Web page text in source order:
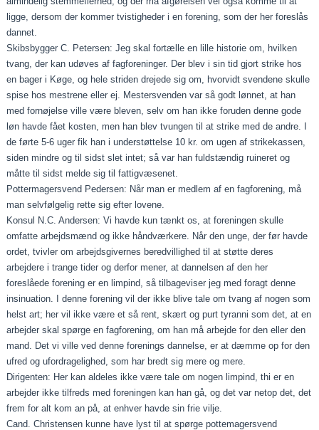
ligge, dersom der kommer tvistigheder i en forening, som der her foreslås
dannet.
Skibsbygger C. Petersen: Jeg skal fortælle en lille historie om, hvilken
tvang, der kan udøves af fagforeninger. Der blev i sin tid gjort strike hos
en bager i Køge, og hele striden drejede sig om, hvorvidt svendene skulle
spise hos mestrene eller ej. Mestersvenden var så godt lønnet, at han
med for­nøjelse ville være bleven, selv om han ikke foruden denne gode
løn havde fået kosten, men han blev tvungen til at strike med de andre. I
de førte 5‑6 uger fik han i under­støttelse 10 kr. om ugen af strikekassen,
siden mindre og til­ sidst slet intet; så var han fuldstændig ruineret og
måtte til­ sidst melde sig til fattigvæsenet.
Pottermagersvend Pedersen: Når man er medlem af en fagforening, må
man selvfølgelig rette sig efter lovene.
Konsul N.C. Andersen: Vi havde kun tænkt os, at forenin­gen skulle
omfatte arbejdsmænd og ikke håndværkere. Når den unge, der før havde
ordet, tvivler om arbejdsgivernes be­redvillighed til at støtte deres
arbejdere i trange tider og derfor mener, at dannelsen af den her
foreslåede forening er en limpind, så tilbageviser jeg med foragt denne
insinua­tion. I denne forening vil der ikke blive tale om tvang af nogen som
helst art; her vil ikke være et så rent, skært og purt tyranni som det, at en
arbejder skal spørge en fagfore­ning, om han må arbejde for den eller den
mand. Det vi vil­le ved denne forenings dannelse, er at dæmme op for den
ufred og ufordragelighed, som har bredt sig mere og mere.
Dirigenten: Her kan aldeles ikke være tale om nogen lim­pind, thi er en
arbejder ikke tilfreds med foreningen kan han gå, og det var netop det, det
frem for alt kom an på, at en­hver havde sin frie vilje.
Cand. Christensen kunne have lyst til at spørge pottema­gersvend